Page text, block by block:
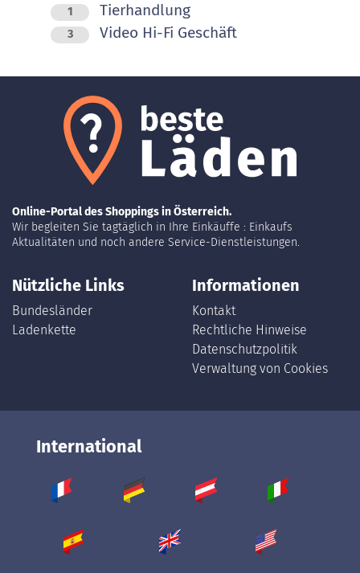
1 Tierhandlung
3 Video Hi-Fi Geschäft
Online-Portal des Shoppings in Österreich.
Wir begleiten Sie tagtäglich in Ihre Einkäuffe : Einkaufs
Aktualitäten und noch andere Service-Dienstleistungen.
Nützliche Links
Bundesländer
Ladenkette
Informationen
Kontakt
Rechtliche Hinweise
Datenschutzpolitik
Verwaltung von Cookies
International